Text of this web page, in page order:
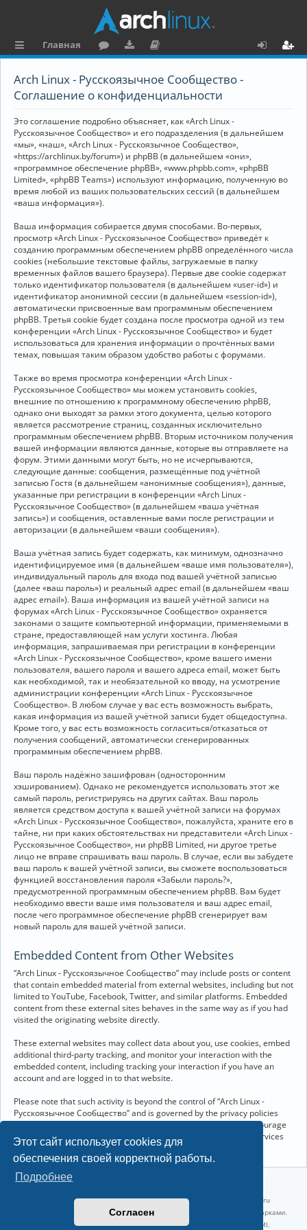
Этот сайт использует cookies для
обеспечения своей корректной работы.
Подробнее
Согласен
ы
к
и
Главная
ру
ру
и
ку
е
н
та
ц
я
Arch Linux - Русскоязычное Сообщество -
Соглашение о конфиденциальности
Это соглашение подробно объясняет, как «Arch Linux -
Русскоязычное Сообщество» и его подразделения (в дальнейшем
«мы», «наш», «Arch Linux - Русскоязычное Сообщество»,
«https://archlinux.by/forum») и phpBB (в дальнейшем «они»,
«программное обеспечение phpBB», «www.phpbb.com», «phpBB
Limited», «phpBB Teams») используют информацию, полученную во
время любой из ваших пользовательских сессий (в дальнейшем
«ваша информация»).
Ваша информация собирается двумя способами. Во-первых,
просмотр «Arch Linux - Русскоязычное Сообщество» приведёт к
созданию программным обеспечением phpBB определённого числа
cookies (небольшие текстовые файлы, загружаемые в папку
временных файлов вашего браузера). Первые две cookie содержат
только идентификатор пользователя (в дальнейшем «user-id») и
идентификатор анонимной сессии (в дальнейшем «session-id»),
автоматически присвоенные вам программным обеспечением
phpBB. Третья cookie будет создана после просмотра одной из тем
конференции «Arch Linux - Русскоязычное Сообщество» и будет
использоваться для хранения информации о прочтённых вами
темах, повышая таким образом удобство работы с форумами.
Также во время просмотра конференции «Arch Linux -
Русскоязычное Сообщество» мы можем установить cookies,
внешние по отношению к программному обеспечению phpBB,
однако они выходят за рамки этого документа, целью которого
является рассмотрение страниц, созданных исключительно
программным обеспечением phpBB. Вторым источником получения
вашей информации являются данные, которые вы отправляете на
форум. Этими данными могут быть, но не исчерпываются,
следующие данные: сообщения, размещённые под учётной
записью Гостя (в дальнейшем «анонимные сообщения»), данные,
указанные при регистрации в конференции «Arch Linux -
Русскоязычное Сообщество» (в дальнейшем «ваша учётная
запись») и сообщения, оставленные вами после регистрации и
авторизации (в дальнейшем «ваши сообщения»).
Ваша учётная запись будет содержать, как минимум, однозначно
идентифицируемое имя (в дальнейшем «ваше имя пользователя»),
индивидуальный пароль для входа под вашей учётной записью
(далее «ваш пароль») и реальный адрес email (в дальнейшем «ваш
адрес email»). Ваша информация из вашей учётной записи на
форумах «Arch Linux - Русскоязычное Сообщество» охраняется
законами о защите компьютерной информации, применяемыми в
стране, предоставляющей нам услуги хостинга. Любая
информация, запрашиваемая при регистрации в конференции
«Arch Linux - Русскоязычное Сообщество», кроме вашего имени
пользователя, вашего пароля и вашего адреса email, может быть
как необходимой, так и необязательной ко вводу, на усмотрение
администрации конференции «Arch Linux - Русскоязычное
Сообщество». В любом случае у вас есть возможность выбрать,
какая информация из вашей учётной записи будет общедоступна.
Кроме того, у вас есть возможность согласиться/отказаться от
получения сообщений, автоматически сгенерированных
программным обеспечением phpBB.
Ваш пароль надёжно зашифрован (односторонним
хэшированием). Однако не рекомендуется использовать этот же
самый пароль, регистрируясь на других сайтах. Ваш пароль
является средством доступа к вашей учётной записи на форумах
«Arch Linux - Русскоязычное Сообщество», пожалуйста, храните его в
тайне, ни при каких обстоятельствах ни представители «Arch Linux -
Русскоязычное Сообщество», ни phpBB Limited, ни другое третье
лицо не вправе спрашивать ваш пароль. В случае, если вы забудете
ваш пароль к вашей учётной записи, вы сможете воспользоваться
функцией восстановления пароля «Забыли пароль?»,
предусмотренной программным обеспечением phpBB. Вам будет
необходимо ввести ваше имя пользователя и ваш адрес email,
после чего программное обеспечение phpBB сгенерирует вам
новый пароль для вашей учётной записи.
Embedded Content from Other Websites
“Arch Linux - Русскоязычное Сообщество” may include posts or content
that contain embedded material from external websites, including but not
limited to YouTube, Facebook, Twitter, and similar platforms. Embedded
content from these external sites behaves in the same way as if you had
visited the originating website directly.
These external websites may collect data about you, use cookies, embed
additional third-party tracking, and monitor your interaction with the
embedded content, including tracking your interaction if you have an
account and are logged in to that website.
Please note that such activity is beyond the control of “Arch Linux -
Русскоязычное Сообщество” and is governed by the privacy policies
and terms of service of the respective external websites. We encourage
you to review the privacy and cookie policies of any third-party services
you interact with through embedded content.
Linux 6.18.40-1-lts x86_64 GNU/Linux 2026-07-26 08:48:12 |
vps reg.ru
Название и логотип Arch Linux ™ являются признанными торговыми марками.
Linux ® — зарегистрированная торговая марка Linus Torvalds и LMI.